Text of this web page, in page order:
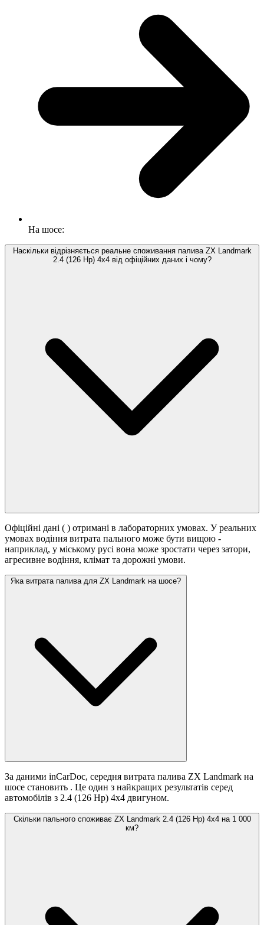
На шосе:
Наскільки відрізняється реальне споживання палива ZX Landmark
2.4 (126 Hp) 4x4 від офіційних даних і чому?
Офіційні дані ( ) отримані в лабораторних умовах. У реальних
умовах водіння витрата пального може бути вищою -
наприклад, у міському русі вона може зростати через затори,
агресивне водіння, клімат та дорожні умови.
Яка витрата палива для ZX Landmark на шосе?
За даними inCarDoc, середня витрата палива ZX Landmark на
шосе становить . Це один з найкращих результатів серед
автомобілів з 2.4 (126 Hp) 4x4 двигуном.
Скільки пального споживає ZX Landmark 2.4 (126 Hp) 4x4 на 1 000
км?